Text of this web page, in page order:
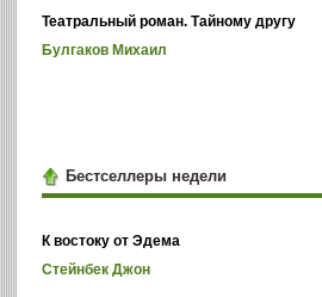
Театральный роман. Тайному другу
Булгаков Михаил
Бестселлеры недели
К востоку от Эдема
Стейнбек Джон